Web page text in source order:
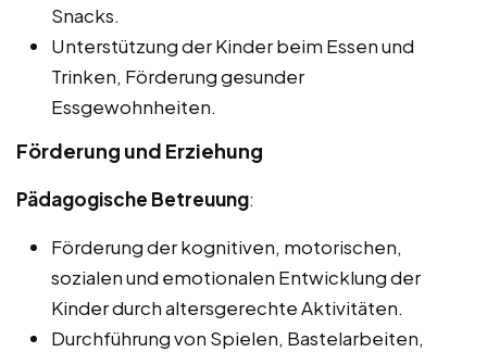
Snacks.
Unterstützung der Kinder beim Essen und
Trinken, Förderung gesunder
Essgewohnheiten.
Förderung und Erziehung
Pädagogische Betreuung:
Förderung der kognitiven, motorischen,
sozialen und emotionalen Entwicklung der
Kinder durch altersgerechte Aktivitäten.
Durchführung von Spielen, Bastelarbeiten,